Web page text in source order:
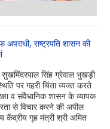
राष्ट्रपति शासन की
सुखमिंदरपाल सिंह ग्रेवाल भुखड़ी
पर गहरी चिंता व्यक्त करते
व संवैधानिक शासन के व्यापक
से विचार करने की अपील
केंद्रीय गृह मंत्री श्री अमित